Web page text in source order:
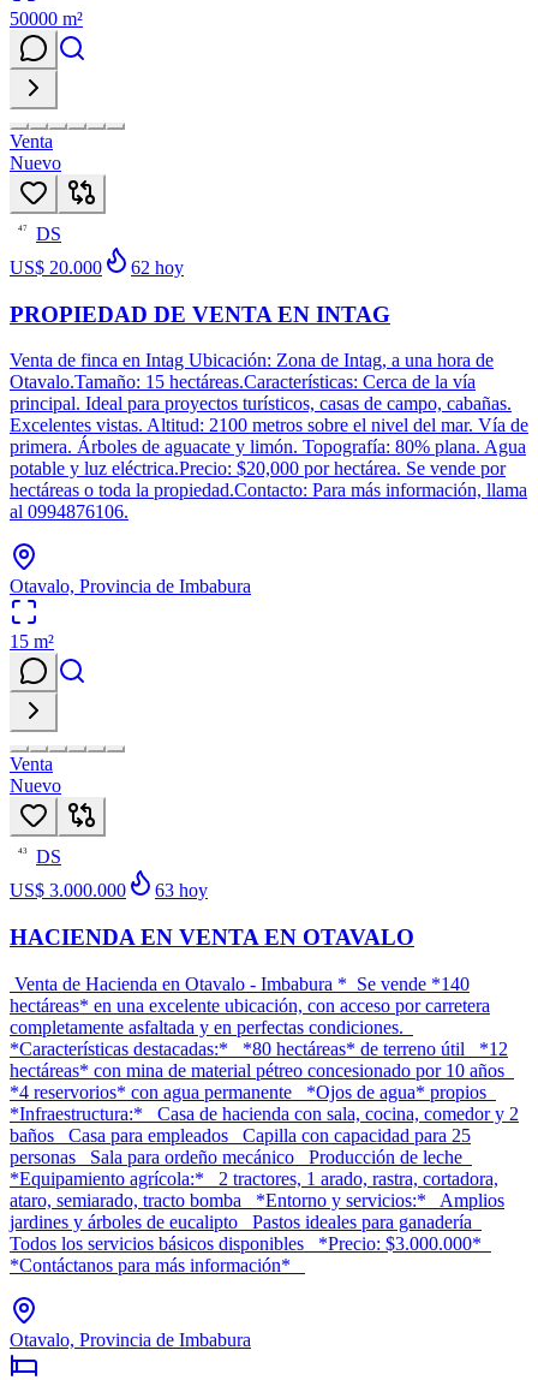
50000 m²
Venta
Nuevo
47
DS
US$ 20.000
62 hoy
PROPIEDAD DE VENTA EN INTAG
Venta de finca en Intag Ubicación: Zona de Intag, a una hora de
Otavalo.Tamaño: 15 hectáreas.Características: Cerca de la vía
principal. Ideal para proyectos turísticos, casas de campo, cabañas.
Excelentes vistas. Altitud: 2100 metros sobre el nivel del mar. Vía de
primera. Árboles de aguacate y limón. Topografía: 80% plana. Agua
potable y luz eléctrica.Precio: $20,000 por hectárea. Se vende por
hectáreas o toda la propiedad.Contacto: Para más información, llama
al 0994876106.
Otavalo, Provincia de Imbabura
15 m²
Venta
Nuevo
43
DS
US$ 3.000.000
63 hoy
HACIENDA EN VENTA EN OTAVALO
Venta de Hacienda en Otavalo - Imbabura * Se vende *140
hectáreas* en una excelente ubicación, con acceso por carretera
completamente asfaltada y en perfectas condiciones.
*Características destacadas:* *80 hectáreas* de terreno útil *12
hectáreas* con mina de material pétreo concesionado por 10 años
*4 reservorios* con agua permanente *Ojos de agua* propios
*Infraestructura:* Casa de hacienda con sala, cocina, comedor y 2
baños Casa para empleados Capilla con capacidad para 25
personas Sala para ordeño mecánico Producción de leche
*Equipamiento agrícola:* 2 tractores, 1 arado, rastra, cortadora,
ataro, semiarado, tracto bomba *Entorno y servicios:* Amplios
jardines y árboles de eucalipto Pastos ideales para ganadería
Todos los servicios básicos disponibles *Precio: $3.000.000*
*Contáctanos para más información*
Otavalo, Provincia de Imbabura